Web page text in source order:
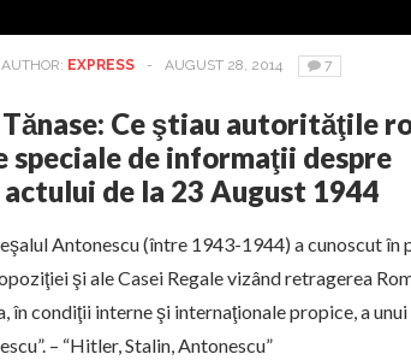
AUTHOR: EXPRESS - AUGUST 28, 2014 7
Ce ştiau autorităţile
speciale de informaţii despre
de la 23 August 1944
Antonescu (între 1943-1944) a cunoscut în
şi ale Casei Regale vizând retragerea
în condiţii interne şi internaţionale propice, a
– “Hitler, Stalin, Antonescu”